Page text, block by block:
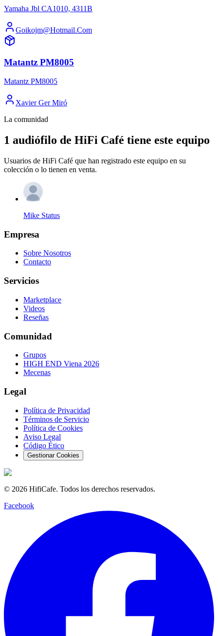
Yamaha Jbl CA1010, 4311B
Goikojm@Hotmail.Com
Matantz PM8005
Matantz PM8005
Xavier Ger Miró
La comunidad
1 audiófilo de HiFi Café tiene este equipo
Usuarios de HiFi Café que han registrado este equipo en su
colección o lo tienen en venta.
Mike Status
Empresa
Sobre Nosotros
Contacto
Servicios
Marketplace
Videos
Reseñas
Comunidad
Grupos
HIGH END Viena 2026
Mecenas
Legal
Política de Privacidad
Términos de Servicio
Política de Cookies
Aviso Legal
Código Ético
Gestionar Cookies
© 2026 HifiCafe. Todos los derechos reservados.
Facebook